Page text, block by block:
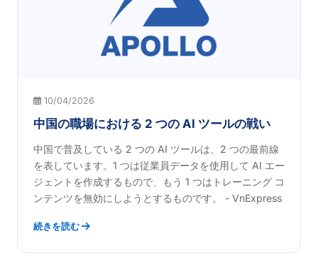
10/04/2026
中国の職場における 2 つの AI ツールの戦い
中国で普及している 2 つの AI ツールは、2 つの最前線
を表しています。1 つは従業員データを使用して AI エー
ジェントを作成するもので、もう 1 つはトレーニング コ
ンテンツを無効にしようとするものです。 - VnExpress
続きを読む